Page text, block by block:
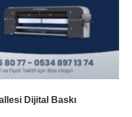
Dijital Baskı